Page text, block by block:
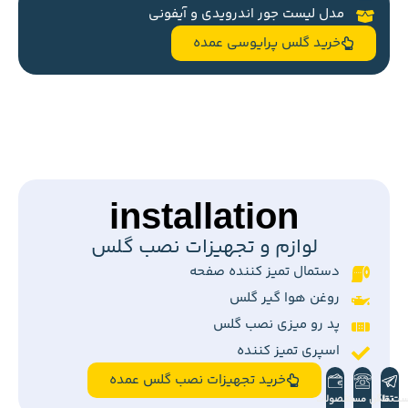
مدل لیست جور اندرویدی و آیفونی
خرید گلس پرایوسی عمده
installation
لوازم و تجهیزات نصب گلس
دستمال تمیز کننده صفحه
روغن هوا گیر گلس
پد رو میزی نصب گلس
اسپری تمیز کننده
خرید تجهیزات نصب گلس عمده
تلگرام
تماس مستقیم
محصولات